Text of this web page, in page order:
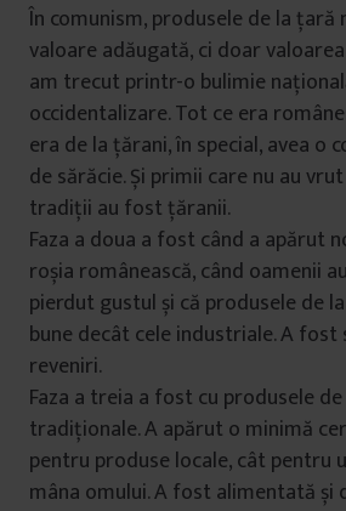
În comunism, produsele de la țară
valoare adăugată, ci doar valoarea
am trecut printr-o bulimie
occidentalizare. Tot ce era
era de la țărani, în special, avea o
de sărăcie. Și primii care nu au
tradiții au fost țăranii.
Faza a doua a fost când a apărut
roșia românească, când oamenii
pierdut gustul și că produsele de
bune decât cele industriale. A fost
reveniri.
Faza a treia a fost cu produsele
tradiționale. A apărut o minimă
pentru produse locale, cât pentru
mâna omului. A fost alimentată și